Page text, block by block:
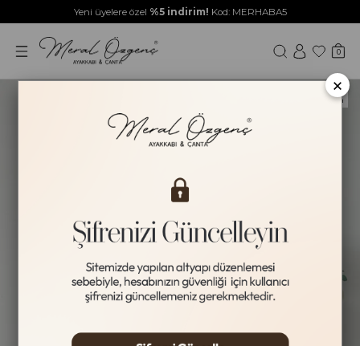
Yeni üyelere özel %5 indirim! Kod: MERHABA5
0
Yeni Ürün
×